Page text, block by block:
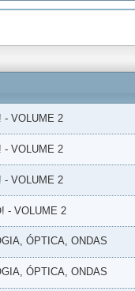
- VOLUME 2
- VOLUME 2
- VOLUME 2
- VOLUME 2
ÓPTICA, ONDAS
ÓPTICA, ONDAS